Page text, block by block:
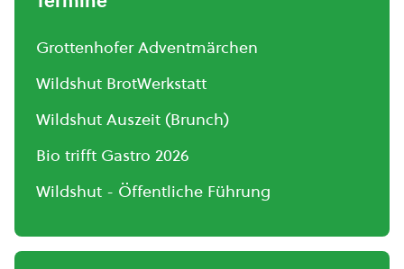
Grottenhofer Adventmärchen
Wildshut BrotWerkstatt
Wildshut Auszeit (Brunch)
Bio trifft Gastro 2026
Wildshut - Öffentliche Führung